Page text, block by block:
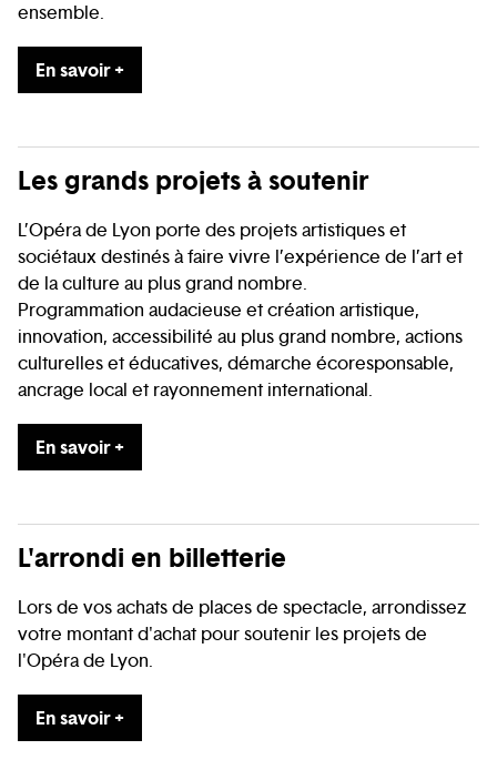
ensemble.
En savoir +
Les grands projets à soutenir
L’Opéra de Lyon porte des projets artistiques et
sociétaux destinés à faire vivre l’expérience de l’art et
de la culture au plus grand nombre.
Programmation audacieuse et création artistique,
innovation, accessibilité au plus grand nombre, actions
culturelles et éducatives, démarche écoresponsable,
ancrage local et rayonnement international.
En savoir +
L'arrondi en billetterie
Lors de vos achats de places de spectacle, arrondissez
votre montant d'achat pour soutenir les projets de
l'Opéra de Lyon.
En savoir +